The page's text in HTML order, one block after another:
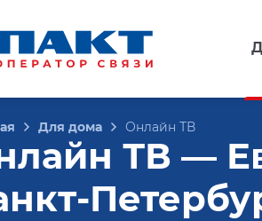
Для дома Онлайн ТВ
ТВ —